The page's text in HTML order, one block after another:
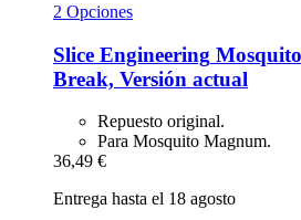
2 Opciones
Slice Engineering
Break, Versión actual
Repuesto original.
Para Mosquito Magnum.
36,49 €
Entrega hasta el 18 agosto